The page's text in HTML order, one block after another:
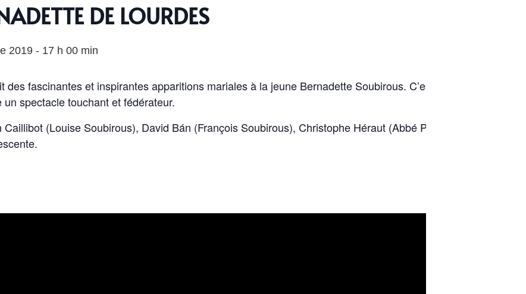
DE LOURDES
2019 - 17 h 00 min
des fascinantes et inspirantes apparitions mariales à la jeune Bernadette Soubirous. C’est par le biais de
un spectacle touchant et fédérateur.
(Louise Soubirous), David Bán (François Soubirous), Christophe Héraut (Abbé Peyramale) et